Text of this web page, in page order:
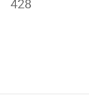
428